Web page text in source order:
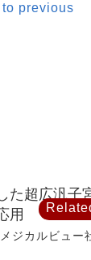
to previous
た超広汎子
用
ジカルビュー